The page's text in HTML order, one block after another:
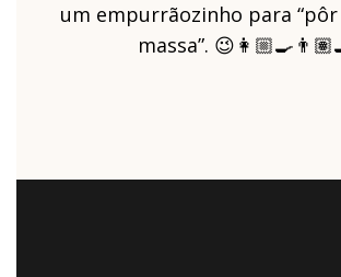
um empurrãozinho para “pôr
massa”.